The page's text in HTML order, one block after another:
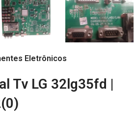
Eletrônicos
Tv LG 32lg35fd |